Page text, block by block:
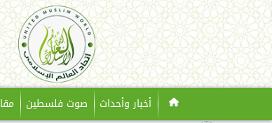
أخبار وأحداث صوت فلسطين